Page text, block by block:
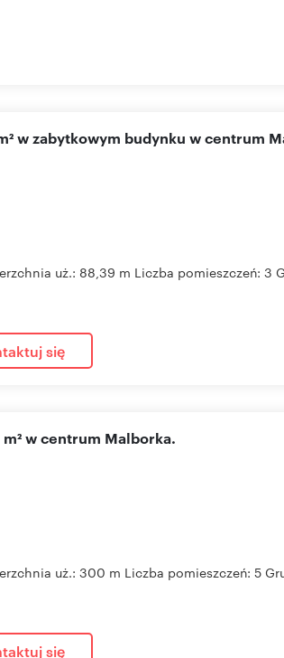
w zabytkowym budynku w centrum
uż.: 88,39 m Liczba pomieszczeń: 3
się
w centrum Malborka.
uż.: 300 m Liczba pomieszczeń: 5
się